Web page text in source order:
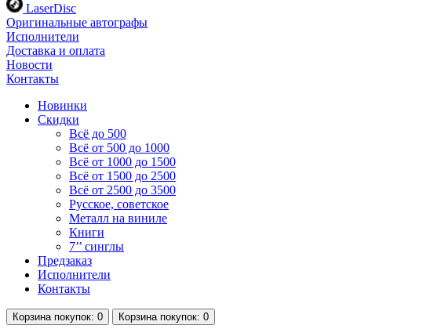
LaserDisc
Оригинальные автографы
Исполнители
Доставка и оплата
Новости
Контакты
Новинки
Скидки
Всё до 500
Всё от 500 до 1000
Всё от 1000 до 1500
Всё от 1500 до 2500
Всё от 2500 до 3500
Русское, советское
Металл на виниле
Книги
7’’ синглы
Предзаказ
Исполнители
Контакты
Корзина покупок: 0 Корзина покупок: 0